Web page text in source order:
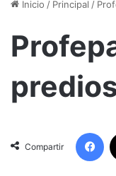
Inicio / Principal /
Compartir